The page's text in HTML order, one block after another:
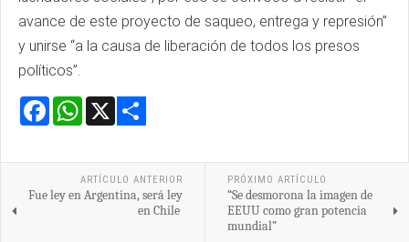
avance de este proyecto de saqueo, entrega y represión”
y unirse “a la causa de liberación de todos los presos
políticos”.
Facebook
WhatsApp
ARTÍCULO ANTERIOR
Fue ley en Argentina, será ley
en Chile
PRÓXIMO ARTÍCULO
“Se desmorona la imagen de
EEUU como gran potencia
mundial”